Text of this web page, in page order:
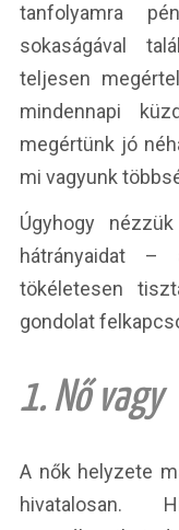
tanfolyamra
sokaságával
teljesen
mindennapi
megértünk jó
mi vagyunk
Úgyhogy
hátrányaidat
tökéletesen
gondolat
1. Nő vagy
A nők helyzete
hivatalosan.